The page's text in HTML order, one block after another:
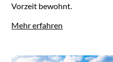
Vorzeit bewohnt.
Mehr erfahren